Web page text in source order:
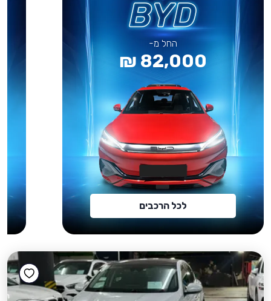
החל מ-
82,000 ₪
לכל הרכבים